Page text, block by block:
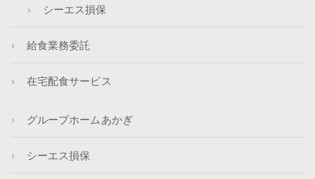
シーエス損保
給食業務委託
在宅配食サービス
グループホームあかぎ
シーエス損保